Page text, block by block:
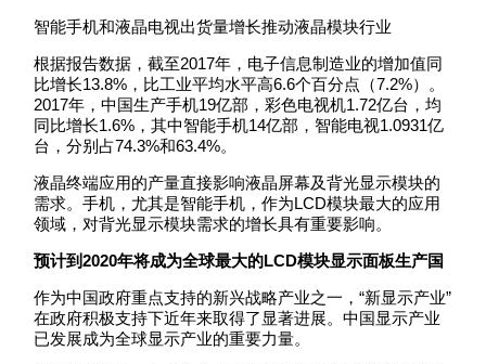
智能手机和液晶电视出货量增长推动液晶模块行业
根据报告数据，截至2017年，电子信息制造业的增加值同
比增长13.8%，比工业平均水平高6.6个百分点（7.2%）。
2017年，中国生产手机19亿部，彩色电视机1.72亿台，均
同比增长1.6%，其中智能手机14亿部，智能电视1.0931亿
台，分别占74.3%和63.4%。
液晶终端应用的产量直接影响液晶屏幕及背光显示模块的
需求。手机，尤其是智能手机，作为LCD模块最大的应用
领域，对背光显示模块需求的增长具有重要影响。
预计到2020年将成为全球最大的LCD模块显示面板生产国
作为中国政府重点支持的新兴战略产业之一，“新显示产业”
在政府积极支持下近年来取得了显著进展。中国显示产业
已发展成为全球显示产业的重要力量。